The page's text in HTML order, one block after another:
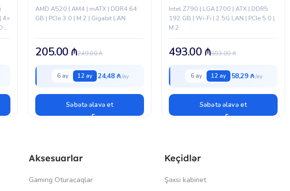
4×
(A520M-C II)
AMD A520 | AM4 | mATX | DDR4 64
GB | PCIe 3.0 | M.2 | Gigabit LAN
249.00₼
205.00 ₼
6 ay 12 ay 24,48 ₼
Səbətə əlavə et
Z790-AYW Wi)
Intel Z790 | LGA1700 | ATX | DDR5
192 GB | Wi-Fi | 2.5G LAN | PCIe 5.0 |
M.2
593.00₼
493.00 ₼
6 ay 12 ay 58,29 ₼
Səbətə əlavə et
Aksesuarlar
Gaming Oturacaqlar
Keçidlər
Şəxsi kabinet